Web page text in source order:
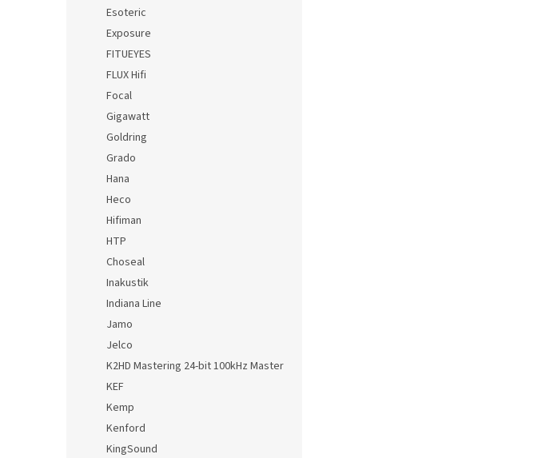
Esoteric
Exposure
FITUEYES
FLUX Hifi
Focal
Gigawatt
Goldring
Grado
Hana
Heco
Hifiman
HTP
Choseal
Inakustik
Indiana Line
Jamo
Jelco
K2HD Mastering 24-bit 100kHz Master
KEF
Kemp
Kenford
KingSound